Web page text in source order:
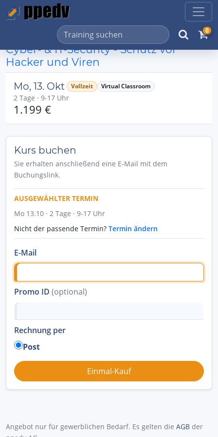
0
Cyber- & IT-Security - Schutz vor
Hacker und Viren
Mo, 13. Okt Vollzeit Virtual Classroom
2 Tage · 9-17 Uhr
1.199 €
Kurs buchen
Sie erhalten anschließend eine E-Mail mit dem
Buchungslink.
AUSGEWÄHLTER TERMIN
Mo 13.10 · 2 Tage · 9-17 Uhr
Nicht der passende Termin? Termin ändern
E-Mail
Promo ID (optional)
Rechnung per
Post
Angebot nur für gewerblichen Bedarf. Es gelten die AGB der